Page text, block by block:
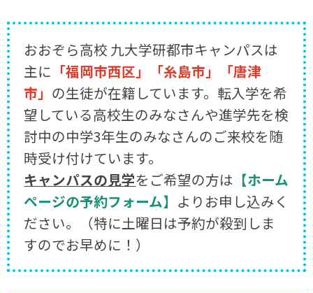
おおぞら高校 九大学研都市キャンパスは
主に 「福岡市西区」「糸島市」「唐津
市」 の生徒が在籍しています。転入学を希
望している高校生のみなさんや進学先を検
討中の中学3年生のみなさんのご来校を随
時受け付けています。
キャンパスの見学をご希望の方は 【ホーム
ページの予約フォーム】 よりお申し込みく
ださい。（特に土曜日は予約が殺到しま
すのでお早めに！）